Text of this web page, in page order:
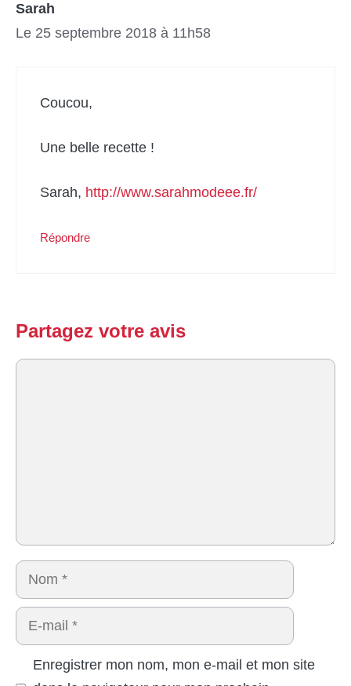
Sarah
Le 25 septembre 2018 à 11h58
Coucou,
Une belle recette !
Sarah, http://www.sarahmodeee.fr/
Répondre
Partagez votre avis
Commentaire
Nom
E-
mail
Enregistrer mon nom, mon e-mail et mon site